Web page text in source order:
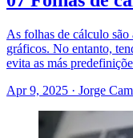
As folhas de cálculo são
gráficos. No entanto,
evita as más
Apr 9, 2025 · Jorge